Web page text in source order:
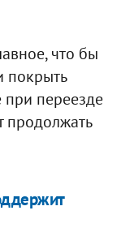
что бы
покрыть
переезде
продолжать